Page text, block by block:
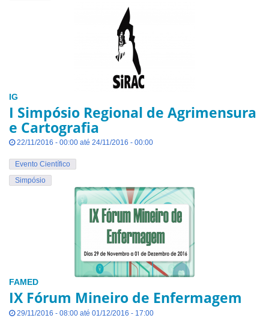
IG
I Simpósio Regional de Agrimensura
e Cartografia
22/11/2016 - 00:00 até 24/11/2016 - 00:00
Evento Científico
Simpósio
FAMED
IX Fórum Mineiro de Enfermagem
29/11/2016 - 08:00 até 01/12/2016 - 17:00